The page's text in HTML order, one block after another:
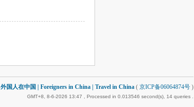
外国人在中国 | Foreigners in China | Travel in China ( 京ICP备06064874号 )
GMT+8, 8-6-2026 13:47 , Processed in 0.013546 second(s), 14 queries .